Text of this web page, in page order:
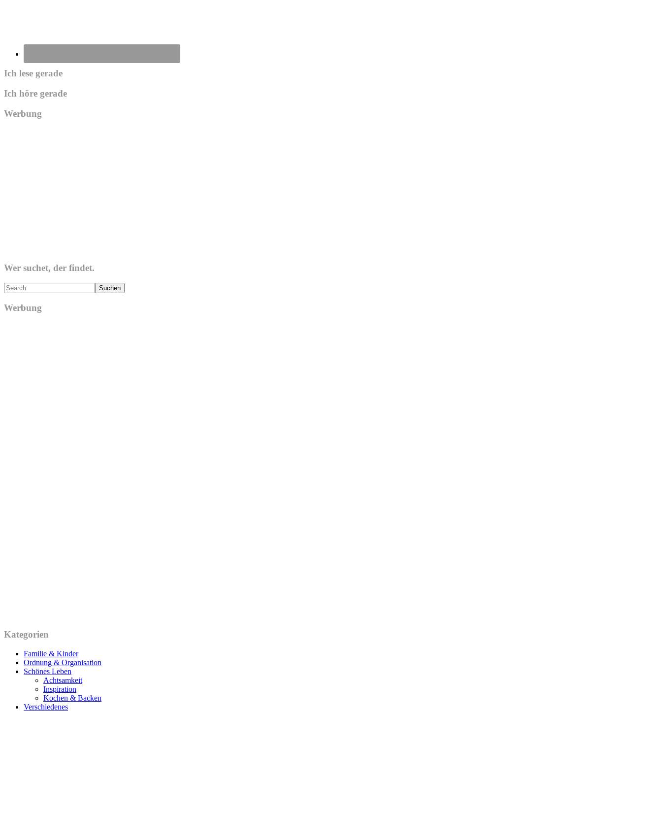
Ich lese gerade
Ich höre gerade
Werbung
Wer suchet, der findet.
Search
Werbung
Kategorien
Familie & Kinder
Ordnung & Organisation
Schönes Leben
Achtsamkeit
Inspiration
Kochen & Backen
Verschiedenes